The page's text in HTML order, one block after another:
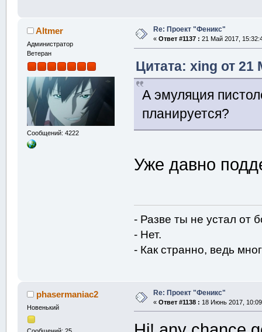
Altmer
Администратор
Ветеран
Сообщений: 4222
Re: Проект "Феникс"
« Ответ #1137 : 21 Май 2017,
Цитата: xing от 21
А эмуляция
планируется?
Уже давно
- Разве ты не устал от
- Нет.
- Как странно, ведь
phasermaniac2
Новенький
Re: Проект "Феникс"
« Ответ #1138 : 18 Июнь 2017,